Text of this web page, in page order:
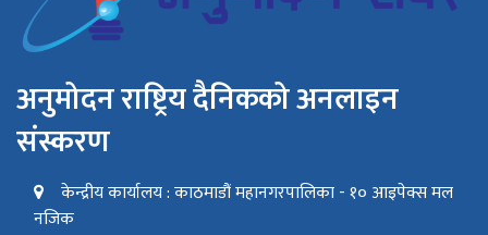
अनुमोदन राष्ट्रिय दैनिकको अनलाइन
संस्करण
केन्द्रीय कार्यालय : काठमाडौं महानगरपालिका - १० आइपेक्स मल
नजिक